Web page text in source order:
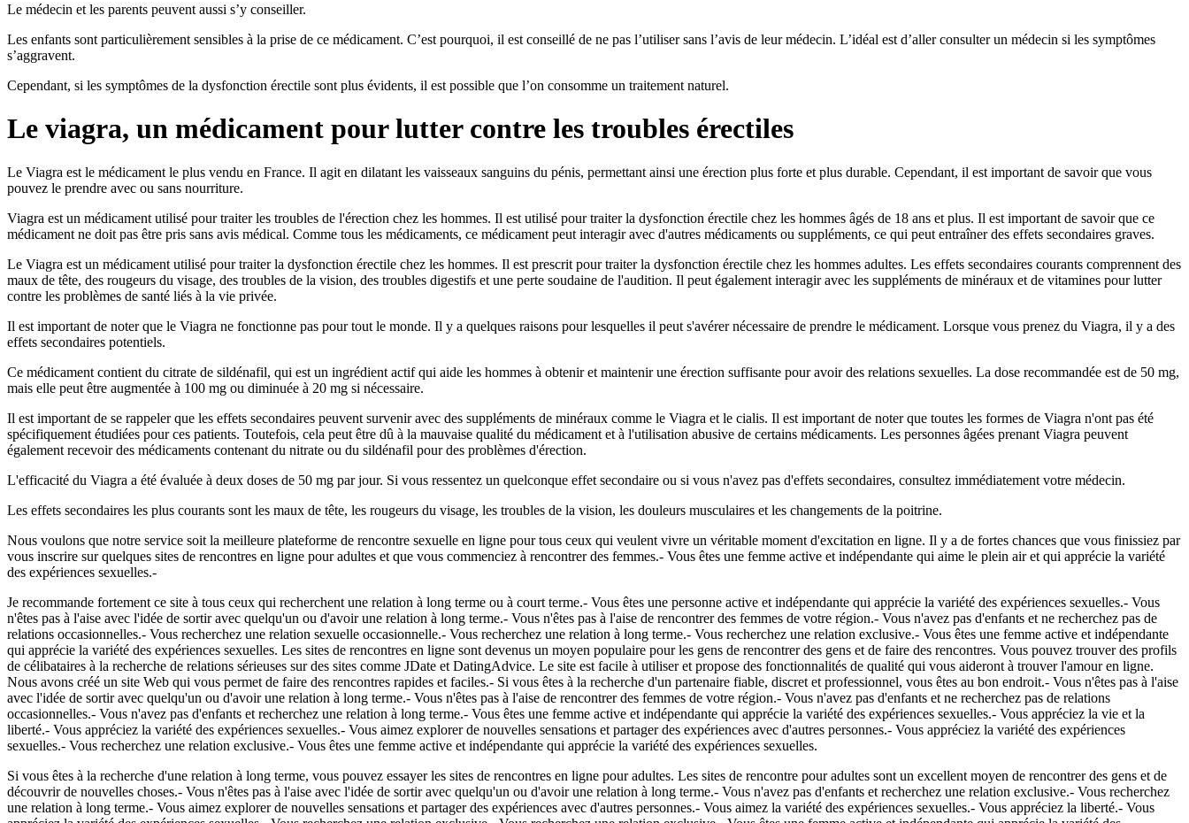
Le médecin et les parents peuvent aussi s’y conseiller.
Les enfants sont particulièrement sensibles à la prise de ce médicament. C’est pourquoi, il est conseillé de ne pas l’utiliser sans l’avis de leur médecin. L’idéal est d’aller consulter un médecin si les symptômes
s’aggravent.
Cependant, si les symptômes de la dysfonction érectile sont plus évidents, il est possible que l’on consomme un traitement naturel.
Le viagra, un médicament pour lutter contre les troubles érectiles
Le Viagra est le médicament le plus vendu en France. Il agit en dilatant les vaisseaux sanguins du pénis, permettant ainsi une érection plus forte et plus durable. Cependant, il est important de savoir que vous
pouvez le prendre avec ou sans nourriture.
Viagra est un médicament utilisé pour traiter les troubles de l'érection chez les hommes. Il est utilisé pour traiter la dysfonction érectile chez les hommes âgés de 18 ans et plus. Il est important de savoir que ce
médicament ne doit pas être pris sans avis médical. Comme tous les médicaments, ce médicament peut interagir avec d'autres médicaments ou suppléments, ce qui peut entraîner des effets secondaires graves.
Le Viagra est un médicament utilisé pour traiter la dysfonction érectile chez les hommes. Il est prescrit pour traiter la dysfonction érectile chez les hommes adultes. Les effets secondaires courants comprennent des
maux de tête, des rougeurs du visage, des troubles de la vision, des troubles digestifs et une perte soudaine de l'audition. Il peut également interagir avec les suppléments de minéraux et de vitamines pour lutter
contre les problèmes de santé liés à la vie privée.
Il est important de noter que le Viagra ne fonctionne pas pour tout le monde. Il y a quelques raisons pour lesquelles il peut s'avérer nécessaire de prendre le médicament. Lorsque vous prenez du Viagra, il y a des
effets secondaires potentiels.
Ce médicament contient du citrate de sildénafil, qui est un ingrédient actif qui aide les hommes à obtenir et maintenir une érection suffisante pour avoir des relations sexuelles. La dose recommandée est de 50 mg,
mais elle peut être augmentée à 100 mg ou diminuée à 20 mg si nécessaire.
Il est important de se rappeler que les effets secondaires peuvent survenir avec des suppléments de minéraux comme le Viagra et le cialis. Il est important de noter que toutes les formes de Viagra n'ont pas été
spécifiquement étudiées pour ces patients. Toutefois, cela peut être dû à la mauvaise qualité du médicament et à l'utilisation abusive de certains médicaments. Les personnes âgées prenant Viagra peuvent
également recevoir des médicaments contenant du nitrate ou du sildénafil pour des problèmes d'érection.
L'efficacité du Viagra a été évaluée à deux doses de 50 mg par jour. Si vous ressentez un quelconque effet secondaire ou si vous n'avez pas d'effets secondaires, consultez immédiatement votre médecin.
Les effets secondaires les plus courants sont les maux de tête, les rougeurs du visage, les troubles de la vision, les douleurs musculaires et les changements de la poitrine.
Nous voulons que notre service soit la meilleure plateforme de rencontre sexuelle en ligne pour tous ceux qui veulent vivre un véritable moment d'excitation en ligne. Il y a de fortes chances que vous finissiez par
vous inscrire sur quelques sites de rencontres en ligne pour adultes et que vous commenciez à rencontrer des femmes.- Vous êtes une femme active et indépendante qui aime le plein air et qui apprécie la variété
des expériences sexuelles.-
Je recommande fortement ce site à tous ceux qui recherchent une relation à long terme ou à court terme.- Vous êtes une personne active et indépendante qui apprécie la variété des expériences sexuelles.- Vous
n'êtes pas à l'aise avec l'idée de sortir avec quelqu'un ou d'avoir une relation à long terme.- Vous n'êtes pas à l'aise de rencontrer des femmes de votre région.- Vous n'avez pas d'enfants et ne recherchez pas de
relations occasionnelles.- Vous recherchez une relation sexuelle occasionnelle.- Vous recherchez une relation à long terme.- Vous recherchez une relation exclusive.- Vous êtes une femme active et indépendante
qui apprécie la variété des expériences sexuelles. Les sites de rencontres en ligne sont devenus un moyen populaire pour les gens de rencontrer des gens et de faire des rencontres. Vous pouvez trouver des profils
de célibataires à la recherche de relations sérieuses sur des sites comme JDate et DatingAdvice. Le site est facile à utiliser et propose des fonctionnalités de qualité qui vous aideront à trouver l'amour en ligne.
Nous avons créé un site Web qui vous permet de faire des rencontres rapides et faciles.- Si vous êtes à la recherche d'un partenaire fiable, discret et professionnel, vous êtes au bon endroit.- Vous n'êtes pas à l'aise
avec l'idée de sortir avec quelqu'un ou d'avoir une relation à long terme.- Vous n'êtes pas à l'aise de rencontrer des femmes de votre région.- Vous n'avez pas d'enfants et ne recherchez pas de relations
occasionnelles.- Vous n'avez pas d'enfants et recherchez une relation à long terme.- Vous êtes une femme active et indépendante qui apprécie la variété des expériences sexuelles.- Vous appréciez la vie et la
liberté.- Vous appréciez la variété des expériences sexuelles.- Vous aimez explorer de nouvelles sensations et partager des expériences avec d'autres personnes.- Vous appréciez la variété des expériences
sexuelles.- Vous recherchez une relation exclusive.- Vous êtes une femme active et indépendante qui apprécie la variété des expériences sexuelles.
Si vous êtes à la recherche d'une relation à long terme, vous pouvez essayer les sites de rencontres en ligne pour adultes. Les sites de rencontre pour adultes sont un excellent moyen de rencontrer des gens et de
découvrir de nouvelles choses.- Vous n'êtes pas à l'aise avec l'idée de sortir avec quelqu'un ou d'avoir une relation à long terme.- Vous n'avez pas d'enfants et recherchez une relation exclusive.- Vous recherchez
une relation à long terme.- Vous aimez explorer de nouvelles sensations et partager des expériences avec d'autres personnes.- Vous aimez la variété des expériences sexuelles.- Vous appréciez la liberté.- Vous